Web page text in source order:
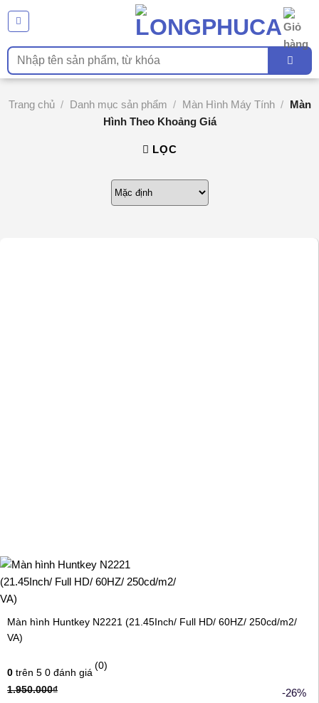
dung
Tìm
kiếm:
Trang chủ / Danh mục sản phẩm / Màn Hình Máy Tính / Màn
Hình Theo Khoảng Giá
LỌC
Màn hình Huntkey N2221 (21.45Inch/ Full HD/ 60HZ/ 250cd/m2/
VA)
0 trên 5 0 đánh giá
(0)
1.950.000₫ -26%